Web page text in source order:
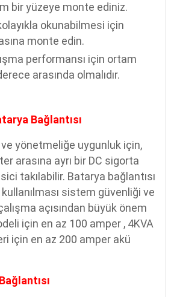
bir yüzeye monte ediniz.
okunabilmesi için
monte edin.
performansı için ortam
arasında olmalıdır.
Bağlantısı
ve yönetmeliğe uygunluk için,
arasına ayrı bir DC sigorta
takılabilir. Batarya bağlantısı
sistem güvenliği ve
açısından büyük önem
için en az 100 amper , 4KVA
için en az 200 amper akü